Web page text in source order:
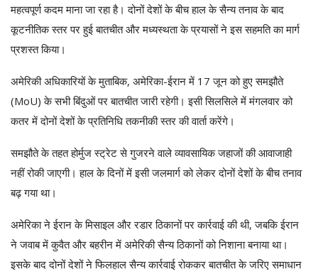
महत्वपूर्ण कदम माना जा रहा है। दोनों देशों के बीच हाल के सैन्य तनाव के बाद
कूटनीतिक स्तर पर हुई बातचीत और मध्यस्थता के प्रयासों ने इस सहमति का मार्ग
प्रशस्त किया।
अमेरिकी अधिकारियों के मुताबिक, अमेरिका-ईरान में 17 जून को हुए समझौते
(MoU) के सभी बिंदुओं पर बातचीत जारी रहेगी। इसी सिलसिले में मंगलवार को
कतर में दोनों देशों के प्रतिनिधि तकनीकी स्तर की वार्ता करेंगे।
समझौते के तहत होर्मुज स्ट्रेट से गुजरने वाले व्यावसायिक जहाजों की आवाजाही
नहीं रोकी जाएगी। हाल के दिनों में इसी जलमार्ग को लेकर दोनों देशों के बीच तनाव
बढ़ गया था।
अमेरिका ने ईरान के मिसाइल और रडार ठिकानों पर कार्रवाई की थी, जबकि ईरान
ने जवाब में कुवैत और बहरीन में अमेरिकी सैन्य ठिकानों को निशाना बनाया था।
इसके बाद दोनों देशों ने फिलहाल सैन्य कार्रवाई रोककर बातचीत के जरिए समाधान